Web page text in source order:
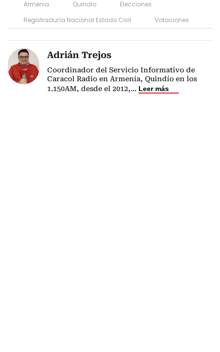
Armenia Quindio
Elecciones
Registraduría Nacional Estado Civil
Votaciones
Adrián Trejos
Coordinador del Servicio Informativo de
Caracol Radio en Armenia, Quindío en los
1.150AM, desde el 2012,... Leer más